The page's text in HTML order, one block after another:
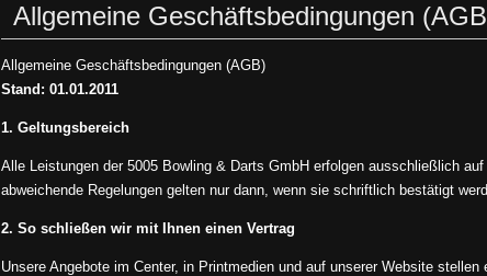
Allgemeine Geschäftsbedingungen
Allgemeine Geschäftsbedingungen (AGB)
Stand: 01.01.2011
1. Geltungsbereich
Alle Leistungen der 5005 Bowling & Darts GmbH erfolgen ausschließlich
abweichende Regelungen gelten nur dann, wenn sie schriftlich bestätigt
2. So schließen wir mit Ihnen einen Vertrag
Unsere Angebote im Center, in Printmedien und auf unserer Website